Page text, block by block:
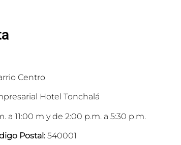
Centro
Hotel Tonchalá
a 11:00 m y de 2:00 p.m. a 5:30 p.m.
Postal: 540001